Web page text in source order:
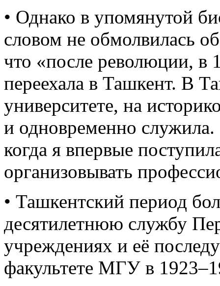
• Однако в упомянутой
словом не обмолвилась
что «после революции, в
переехала в Ташкент. В
университете, на
и одновременно
когда я впервые
организовывать
• Ташкентский период
десятилетнюю службу
учреждениях и её
факультете МГУ в